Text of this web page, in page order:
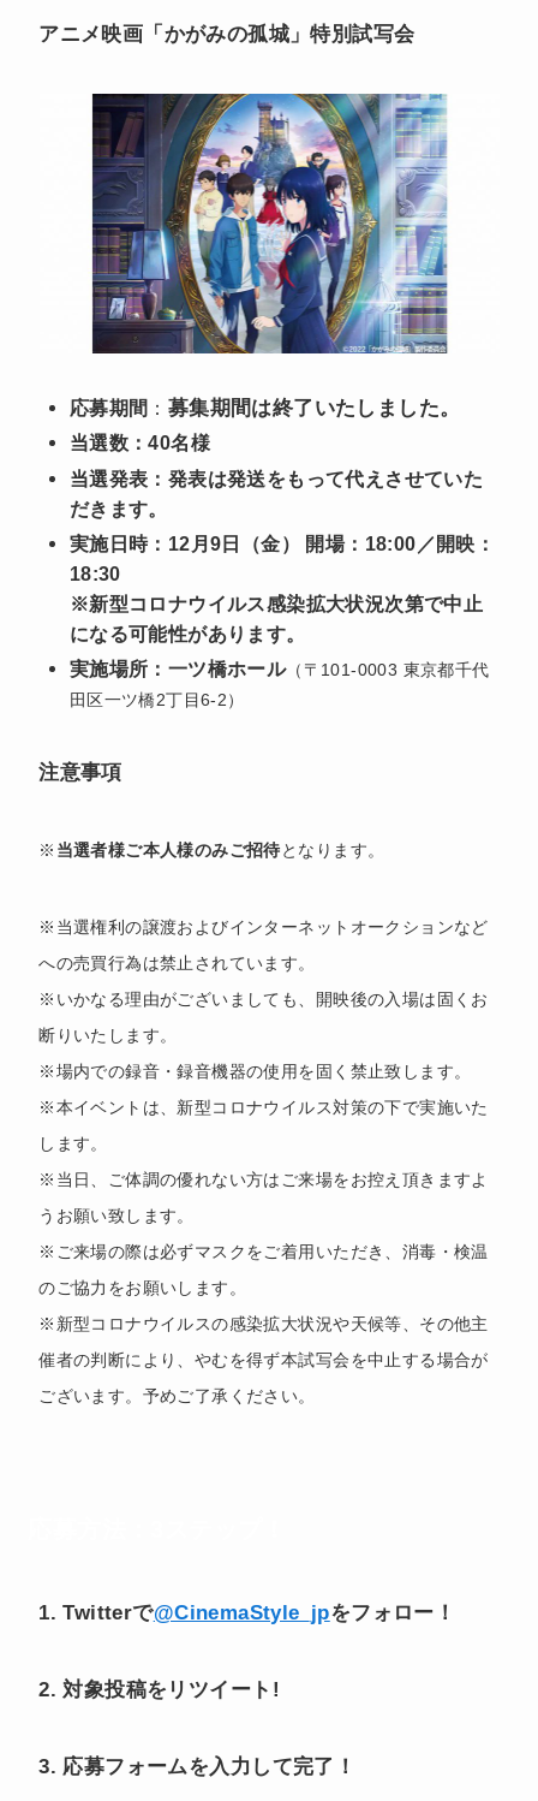
アニメ映画「かがみの孤城」特別試写会
応募期間 ： 募集期間は終了いたしました。
当選数：40名様
当選発表：発表は発送をもって代えさせていた
だきます。
実施日時： 12月9日（金） 開場：18:00／開映：
18:30
※新型コロナウイルス感染拡大状況次第で中止
になる可能性があります。
実施場所：一ツ橋ホール（〒101-0003 東京都千代
田区一ツ橋2丁目6-2）
注意事項
※ 当選者様ご本人様のみご招待となります。
※当選権利の譲渡およびインターネットオークションなど
への売買行為は禁止されています。
※いかなる理由がございましても、開映後の入場は固くお
断りいたします。
※場内での録音・録音機器の使用を固く禁止致します。
※本イベントは、新型コロナウイルス対策の下で実施いた
します。
※当日、ご体調の優れない方はご来場をお控え頂きますよ
うお願い致します。
※ご来場の際は必ずマスクをご着用いただき、消毒・検温
のご協力をお願いします。
※新型コロナウイルスの感染拡大状況や天候等、その他主
催者の判断により、やむを得ず本試写会を中止する場合が
ございます。予めご了承ください。
1. Twitterで@CinemaStyle_jpをフォロー！
2. 対象投稿をリツイート!
3. 応募フォームを入力して完了！